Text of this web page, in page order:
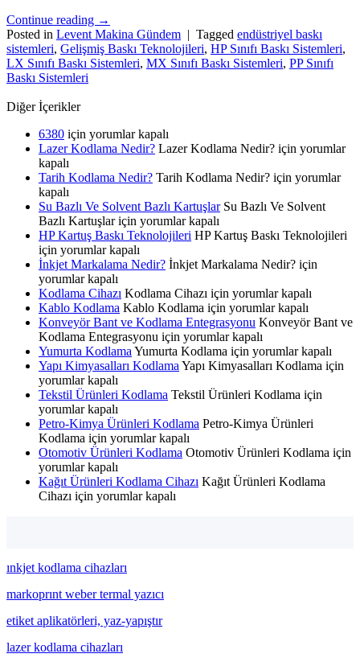
Continue reading →
Posted in Levent Makina Gündem | Tagged endüstriyel baskı
sistemleri, Gelişmiş Baskı Teknolojileri, HP Sınıfı Baskı Sistemleri,
LX Sınıfı Baskı Sistemleri, MX Sınıfı Baskı Sistemleri, PP Sınıfı
Baskı Sistemleri
Diğer İçerikler
6380 için yorumlar kapalı
Lazer Kodlama Nedir? Lazer Kodlama Nedir? için yorumlar
kapalı
Tarih Kodlama Nedir? Tarih Kodlama Nedir? için yorumlar
kapalı
Su Bazlı Ve Solvent Bazlı Kartuşlar Su Bazlı Ve Solvent
Bazlı Kartuşlar için yorumlar kapalı
HP Kartuş Baskı Teknolojileri HP Kartuş Baskı Teknolojileri
için yorumlar kapalı
İnkjet Markalama Nedir? İnkjet Markalama Nedir? için
yorumlar kapalı
Kodlama Cihazı Kodlama Cihazı için yorumlar kapalı
Kablo Kodlama Kablo Kodlama için yorumlar kapalı
Konveyör Bant ve Kodlama Entegrasyonu Konveyör Bant ve
Kodlama Entegrasyonu için yorumlar kapalı
Yumurta Kodlama Yumurta Kodlama için yorumlar kapalı
Yapı Kimyasalları Kodlama Yapı Kimyasalları Kodlama için
yorumlar kapalı
Tekstil Ürünleri Kodlama Tekstil Ürünleri Kodlama için
yorumlar kapalı
Petro-Kimya Ürünleri Kodlama Petro-Kimya Ürünleri
Kodlama için yorumlar kapalı
Otomotiv Ürünleri Kodlama Otomotiv Ürünleri Kodlama için
yorumlar kapalı
Kağıt Ürünleri Kodlama Cihazı Kağıt Ürünleri Kodlama
Cihazı için yorumlar kapalı
ınkjet kodlama cihazları
markoprınt weber termal yazıcı
etiket aplikatörleri, yaz-yapıştır
lazer kodlama cihazları